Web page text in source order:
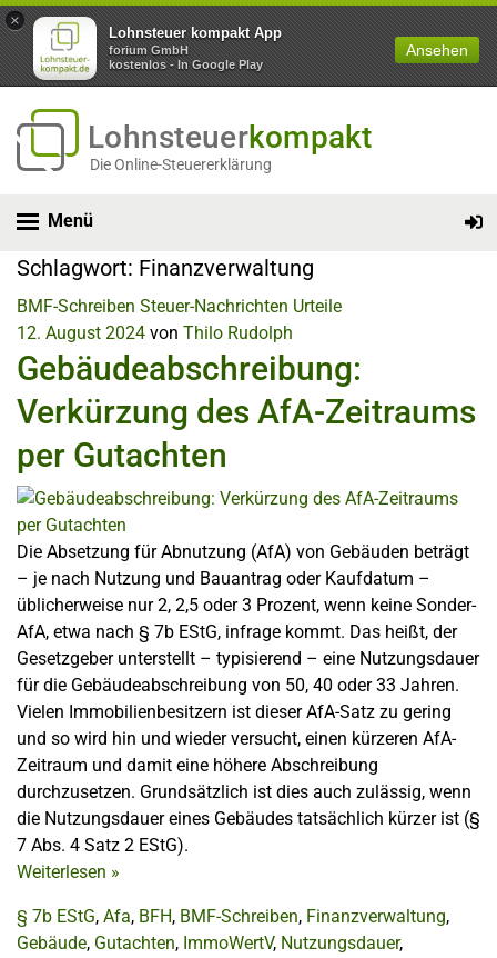
×
Lohnsteuer kompakt App
forium GmbH
kostenlos - In Google Play
Ansehen
Lohnsteuerkompakt
Die Online-Steuererklärung
Menü
Schlagwort: Finanzverwaltung
BMF-Schreiben Steuer-Nachrichten Urteile
12. August 2024 von Thilo Rudolph
Gebäudeabschreibung:
Verkürzung des AfA-Zeitraums
per Gutachten
Die Absetzung für Abnutzung (AfA) von Gebäuden beträgt
– je nach Nutzung und Bauantrag oder Kaufdatum –
üblicherweise nur 2, 2,5 oder 3 Prozent, wenn keine Sonder-
AfA, etwa nach § 7b EStG, infrage kommt. Das heißt, der
Gesetzgeber unterstellt – typisierend – eine Nutzungsdauer
für die Gebäudeabschreibung von 50, 40 oder 33 Jahren.
Vielen Immobilienbesitzern ist dieser AfA-Satz zu gering
und so wird hin und wieder versucht, einen kürzeren AfA-
Zeitraum und damit eine höhere Abschreibung
durchzusetzen. Grundsätzlich ist dies auch zulässig, wenn
die Nutzungsdauer eines Gebäudes tatsächlich kürzer ist (§
7 Abs. 4 Satz 2 EStG).
Weiterlesen »
§ 7b EStG, Afa, BFH, BMF-Schreiben, Finanzverwaltung,
Gebäude, Gutachten, ImmoWertV, Nutzungsdauer,